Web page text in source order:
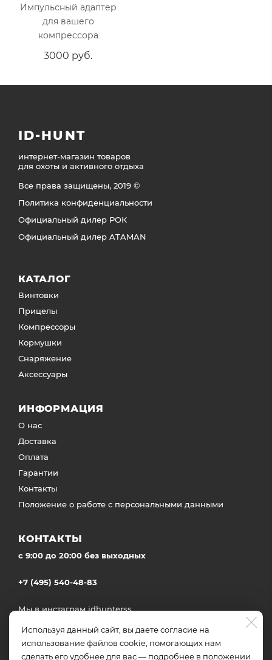
Импульсный адаптер
для вашего
компрессора
3000 руб.
Используя данный сайт, вы даете согласие на
использование файлов cookie, помогающих нам
сделать его удобнее для вас — подробнее в положении
ID-HUNT
интернет-магазин товаров
для охоты и активного отдыха
Все права защищены, 2019 ©
Политика конфиденциальности
Официальный дилер РОК
Официальный дилер ATAMAN
КАТАЛОГ
Винтовки
Прицелы
Компрессоры
Кормушки
Снаряжение
Аксессуары
ИНФОРМАЦИЯ
О нас
Доставка
Оплата
Гарантии
Контакты
Положение о работе с персональными данными
КОНТАКТЫ
c 9:00 до 20:00 без выходных
+7 (495) 540-48-83
Мы в инстаграмidhunterss
Доставка во все регионы России